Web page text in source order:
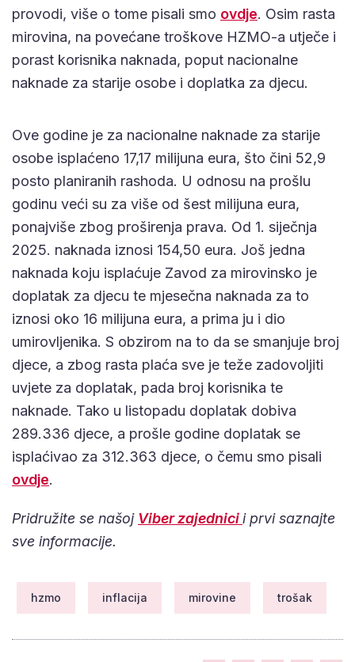
provodi, više o tome pisali smo ovdje. Osim rasta
mirovina, na povećane troškove HZMO-a utječe i
porast korisnika naknada, poput nacionalne
naknade za starije osobe i doplatka za djecu.
Ove godine je za nacionalne naknade za starije
osobe isplaćeno 17,17 milijuna eura, što čini 52,9
posto planiranih rashoda. U odnosu na prošlu
godinu veći su za više od šest milijuna eura,
ponajviše zbog proširenja prava. Od 1. siječnja
2025. naknada iznosi 154,50 eura. Još jedna
naknada koju isplaćuje Zavod za mirovinsko je
doplatak za djecu te mjesečna naknada za to
iznosi oko 16 milijuna eura, a prima ju i dio
umirovljenika. S obzirom na to da se smanjuje broj
djece, a zbog rasta plaća sve je teže zadovoljiti
uvjete za doplatak, pada broj korisnika te
naknade. Tako u listopadu doplatak dobiva
289.336 djece, a prošle godine doplatak se
isplaćivao za 312.363 djece, o čemu smo pisali
ovdje.
Pridružite se našoj Viber zajednicii prvi saznajte
sve informacije.
hzmo inflacija mirovine trošak